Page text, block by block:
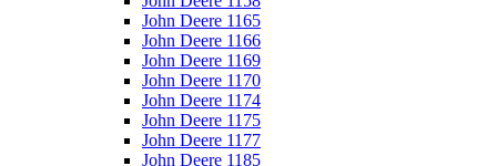
John Deere 1165
John Deere 1166
John Deere 1169
John Deere 1170
John Deere 1174
John Deere 1175
John Deere 1177
John Deere 1185